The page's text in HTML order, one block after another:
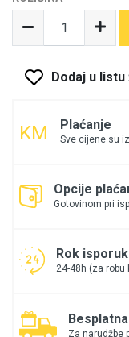
Dodaj u listu
Plaćanje
Sve cijene su
Opcije
Gotovinom pri
Rok
24-48h (za
Za narudžbe